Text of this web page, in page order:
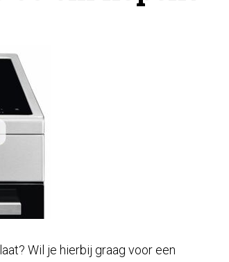
Wil je hierbij graag voor een